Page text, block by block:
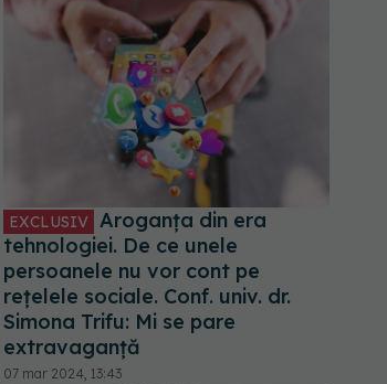
EXCLUSIV Aroganța din era
tehnologiei. De ce unele
persoanele nu vor cont pe
rețelele sociale. Conf. univ. dr.
Simona Trifu: Mi se pare
extravaganță
07 mar 2024, 13:43